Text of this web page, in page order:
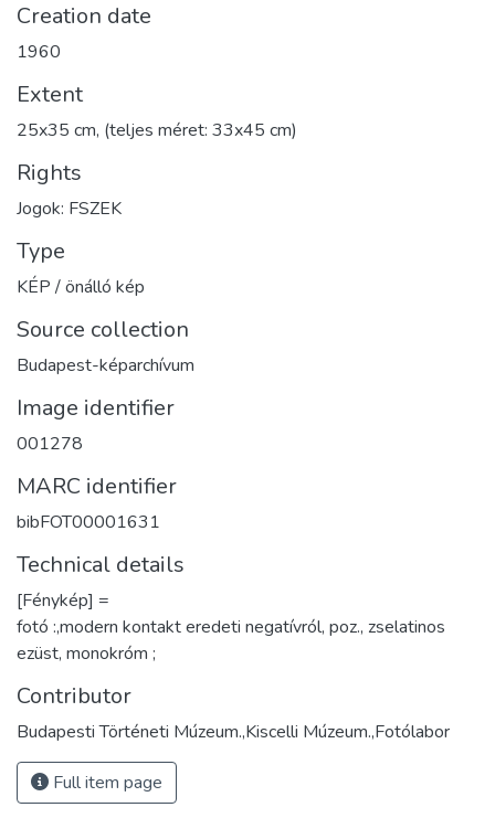
Creation date
1960
Extent
25x35 cm, (teljes méret: 33x45 cm)
Rights
Jogok: FSZEK
Type
KÉP / önálló kép
Source collection
Budapest-képarchívum
Image identifier
001278
MARC identifier
bibFOT00001631
Technical details
[Fénykép] =
fotó :,modern kontakt eredeti negatívról, poz., zselatinos
ezüst, monokróm ;
Contributor
Budapesti Történeti Múzeum.,Kiscelli Múzeum.,Fotólabor
Full item page